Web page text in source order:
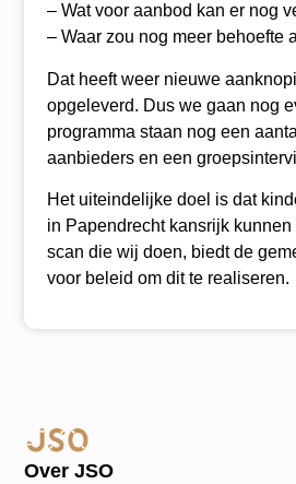
– Wat voor aanbod kan er nog
– Waar zou nog meer behoefte
Dat heeft weer nieuwe
opgeleverd. Dus we gaan nog
programma staan nog een
aanbieders en een
Het uiteindelijke doel is dat
in Papendrecht kansrijk
scan die wij doen, biedt de
voor beleid om dit te realiseren.
Over JSO